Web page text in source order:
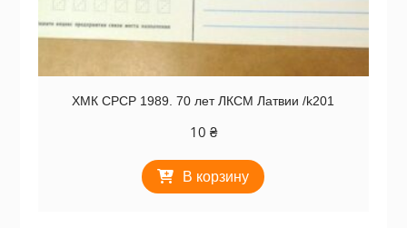
ХМК СРСР 1989. 70 лет ЛКСМ Латвии /k201
10 ₴
В корзину